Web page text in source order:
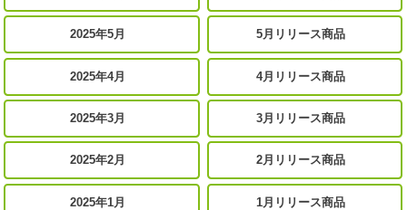
2025年5月 5月リリース商品
2025年4月 4月リリース商品
2025年3月 3月リリース商品
2025年2月 2月リリース商品
2025年1月 1月リリース商品